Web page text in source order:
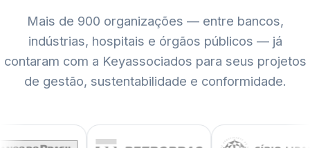
Mais de 900 organizações — entre bancos,
indústrias, hospitais e órgãos públicos — já
contaram com a Keyassociados para seus projetos
de gestão, sustentabilidade e conformidade.